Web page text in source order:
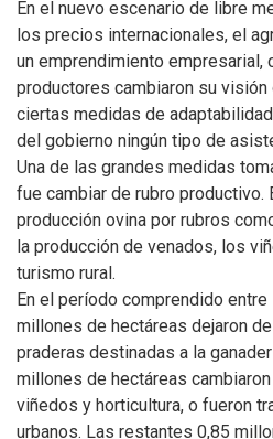
En el nuevo escenario de libre
los precios internacionales, el
un emprendimiento empresarial,
productores cambiaron su
ciertas medidas de
del gobierno ningún tipo de
Una de las grandes medidas
fue cambiar de rubro productivo.
producción ovina por rubros
la producción de venados, los
turismo rural.
En el período comprendido entre
millones de hectáreas dejaron
praderas destinadas a la
millones de hectáreas
viñedos y horticultura, o fueron
urbanos. Las restantes 0,85